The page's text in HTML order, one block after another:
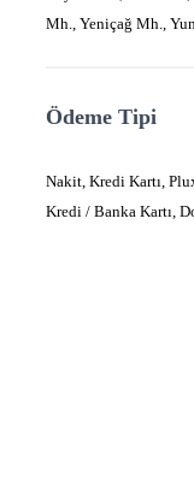
Mh., Yeniçağ Mh.,
Ödeme Tipi
Nakit, Kredi Kartı,
Kredi / Banka Kartı,